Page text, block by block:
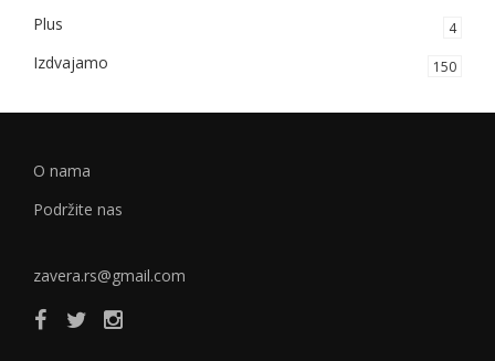
Plus 4
Izdvajamo 150
O nama
Podržite nas
zavera.rs@gmail.com